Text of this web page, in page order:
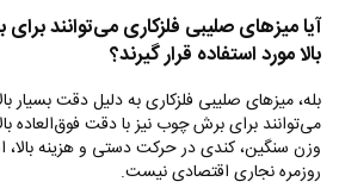
آیا میزهای صلیبی فلزکاری می‌توانند
بالا مورد استفاده قرار گیرند؟
بله، میزهای صلیبی فلزکاری به دلیل دقت بسیار
می‌توانند برای برش چوب نیز با دقت فوق‌العاده
وزن سنگین، کندی در حرکت دستی و هزینه بالا،
روزمره نجاری اقتصادی نیست.